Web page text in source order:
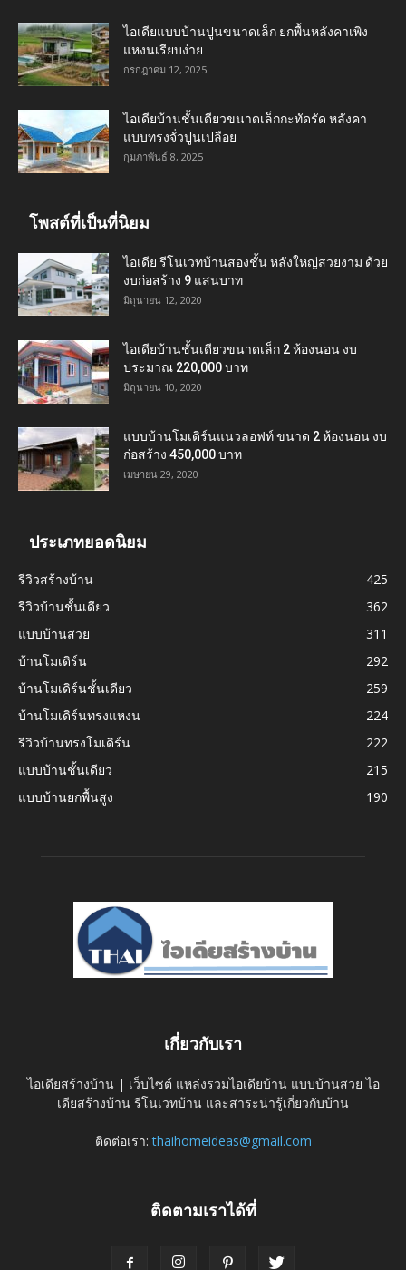
ไอเดียแบบบ้านปูนขนาดเล็ก ยกพื้นหลังคาเพิง
แหงนเรียบง่าย
กรกฎาคม 12, 2025
ไอเดียบ้านชั้นเดียวขนาดเล็กกะทัดรัด หลังคา
แบบทรงจั่วปูนเปลือย
กุมภาพันธ์ 8, 2025
โพสต์ที่เป็นที่นิยม
ไอเดีย รีโนเวทบ้านสองชั้น หลังใหญ่สวยงาม ด้วย
งบก่อสร้าง 9 แสนบาท
มิถุนายน 12, 2020
ไอเดียบ้านชั้นเดียวขนาดเล็ก 2 ห้องนอน งบ
ประมาณ 220,000 บาท
มิถุนายน 10, 2020
แบบบ้านโมเดิร์นแนวลอฟท์ ขนาด 2 ห้องนอน งบ
ก่อสร้าง 450,000 บาท
เมษายน 29, 2020
ประเภทยอดนิยม
รีวิวสร้างบ้าน
425
รีวิวบ้านชั้นเดียว
362
แบบบ้านสวย
311
บ้านโมเดิร์น
292
บ้านโมเดิร์นชั้นเดียว
259
บ้านโมเดิร์นทรงแหงน
224
รีวิวบ้านทรงโมเดิร์น
222
แบบบ้านชั้นเดียว
215
แบบบ้านยกพื้นสูง
190
เกี่ยวกับเรา
ไอเดียสร้างบ้าน | เว็บไซต์ แหล่งรวมไอเดียบ้าน แบบบ้านสวย ไอ
เดียสร้างบ้าน รีโนเวทบ้าน และสาระน่ารู้เกี่ยวกับบ้าน
ติดต่อเรา:thaihomeideas@gmail.com
ติดตามเราได้ที่